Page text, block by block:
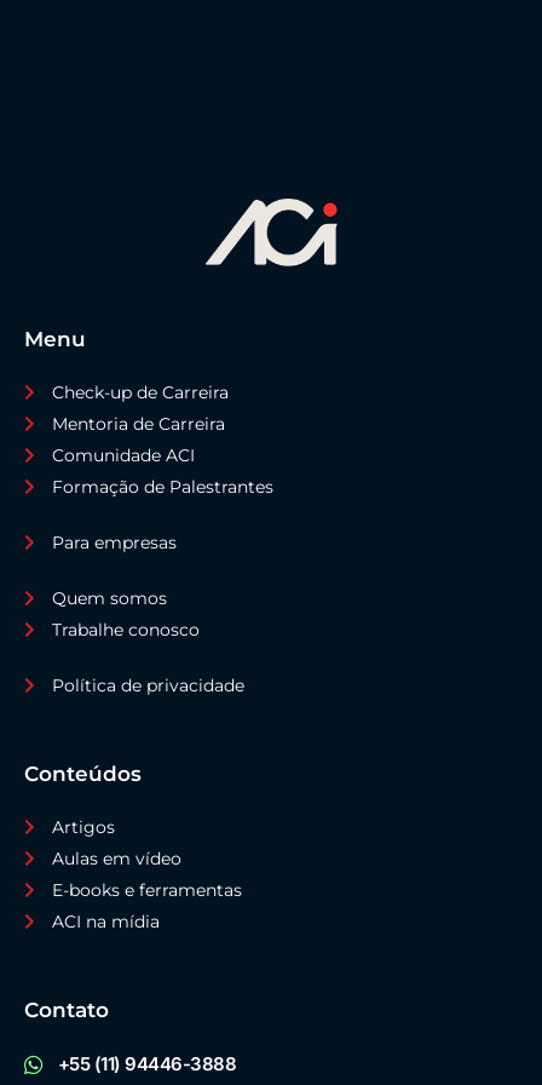
Menu
Check-up de Carreira
Mentoria de Carreira
Comunidade ACI
Formação de Palestrantes
Para empresas
Quem somos
Trabalhe conosco
Política de privacidade
Conteúdos
Artigos
Aulas em vídeo
E-books e ferramentas
ACI na mídia
Contato
+55 (11) 94446-3888